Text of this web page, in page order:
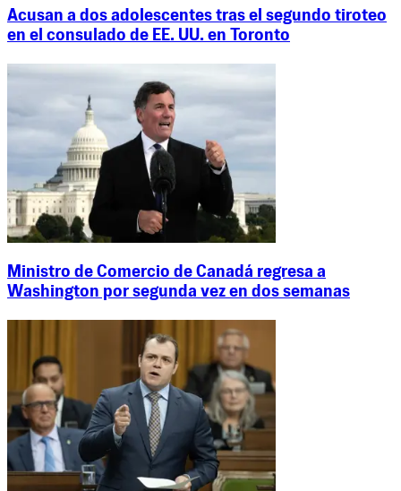
Acusan a dos adolescentes tras el segundo tiroteo
en el consulado de EE. UU. en Toronto
Ministro de Comercio de Canadá regresa a
Washington por segunda vez en dos semanas